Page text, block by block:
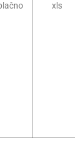
xls